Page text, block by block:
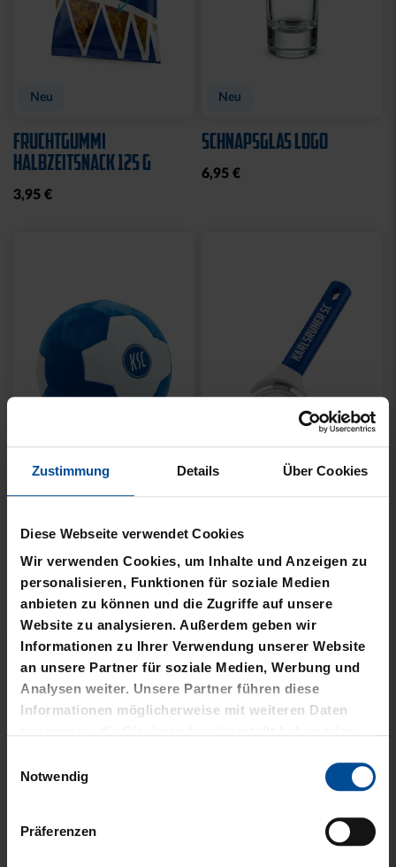
Zustimmung Details Über Cookies
Diese Webseite verwendet Cookies
Wir verwenden Cookies, um Inhalte und Anzeigen zu
personalisieren, Funktionen für soziale Medien
anbieten zu können und die Zugriffe auf unsere
Website zu analysieren. Außerdem geben wir
Informationen zu Ihrer Verwendung unserer Website
an unsere Partner für soziale Medien, Werbung und
Analysen weiter. Unsere Partner führen diese
Informationen möglicherweise mit weiteren Daten
gesammelt haben.
Notwendig
Präferenzen
Neu
FRUCHTGUMMI
HALBZEITSNACK 125 G
3,95 €
Neu
SCHNAPSGLAS LOGO
6,95 €
PLÜSCHBALL LOGO
GROSS
14,95 €
PIZZASCHNEIDER KSC
12,95 €